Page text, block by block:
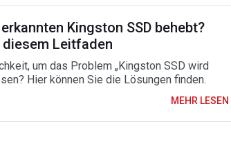
Kingston SSD behebt?
diesem Leitfaden
um das Problem „Kingston SSD wird
Hier können Sie die Lösungen finden.
MEHR LESEN